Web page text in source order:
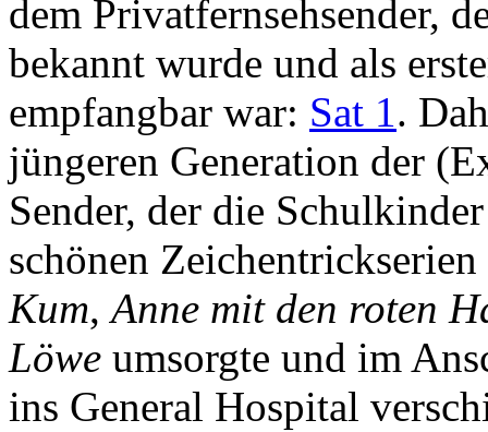
dem Privatfernsehsender,
bekannt wurde und als
empfangbar war: Sat 1.
jüngeren Generation der
Sender, der die
schönen
Kum,Anne mit den roten
Löwe umsorgte und im
ins General Hospital